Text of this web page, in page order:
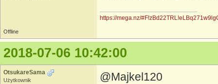
https://mega.nz/
Offline
2018-07-06 10:42:00
OtsukareSama
Użytkownik
@Majkel120